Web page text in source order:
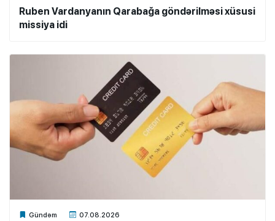
Ruben Vardanyanın Qarabağa göndərilməsi xüsusi
missiya idi
Gündəm 07.08.2026
Xalq.Online